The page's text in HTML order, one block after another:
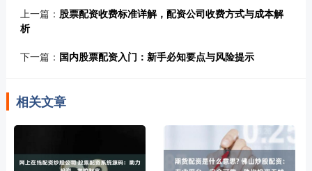
上一篇： 股票配资收费标准详解，配资公司收费方式与成本解
析
下一篇： 国内股票配资入门：新手必知要点与风险提示
相关文章